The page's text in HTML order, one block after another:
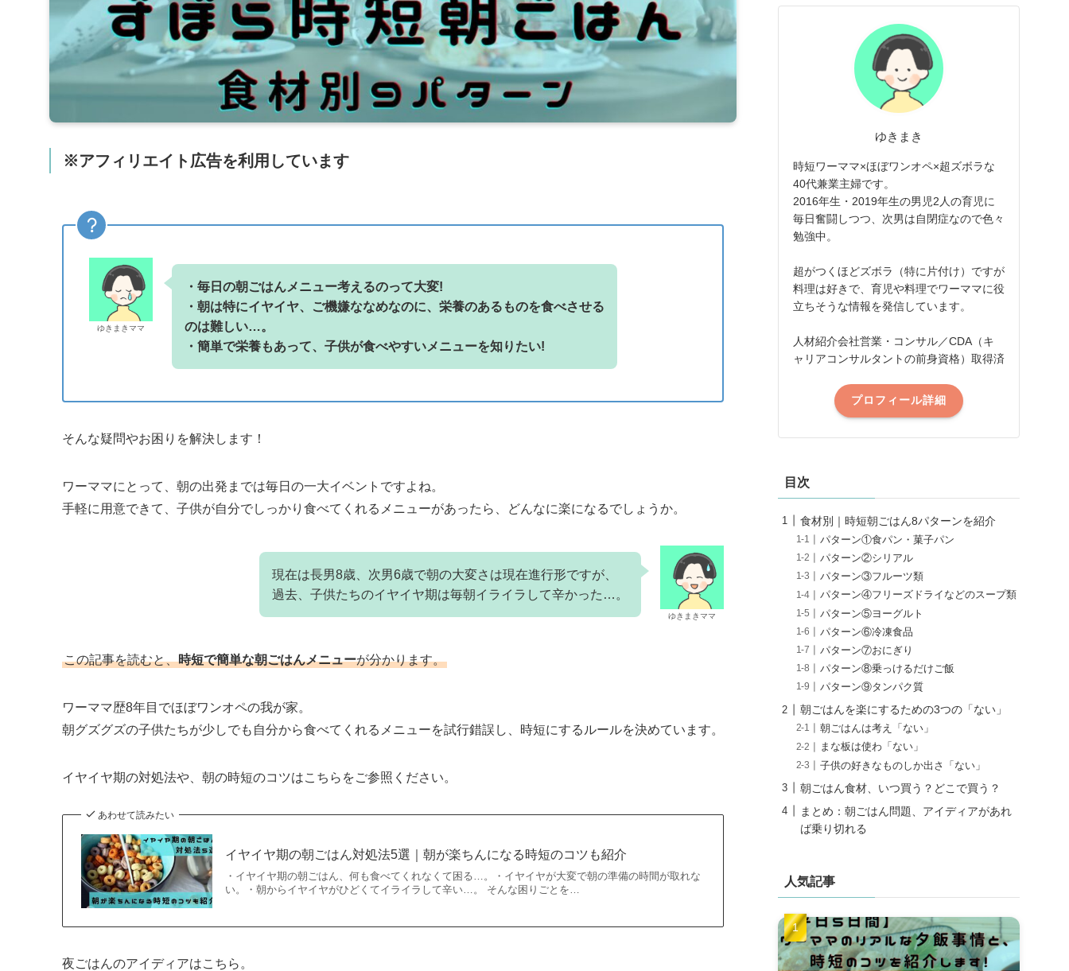
※アフィリエイト広告を利用しています
ゆきまきママ
・毎日の朝ごはんメニュー考えるのって大変!
・朝は特にイヤイヤ、ご機嫌ななめなのに、栄養のあるものを食べさせる
のは難しい…。
・簡単で栄養もあって、子供が食べやすいメニューを知りたい!
そんな疑問やお困りを解決します！
ワーママにとって、朝の出発までは毎日の一大イベントですよね。
手軽に用意できて、子供が自分でしっかり食べてくれるメニューがあったら、どんなに楽になるでしょうか。
ゆきまきママ
現在は長男8歳、次男6歳で朝の大変さは現在進行形ですが、
過去、子供たちのイヤイヤ期は毎朝イライラして辛かった…。
この記事を読むと、時短で簡単な朝ごはんメニューが分かります。
ワーママ歴8年目でほぼワンオペの我が家。
朝グズグズの子供たちが少しでも自分から食べてくれるメニューを試行錯誤し、時短にするルールを決めています。
イヤイヤ期の対処法や、朝の時短のコツはこちらをご参照ください。
あわせて読みたい
イヤイヤ期の朝ごはん対処法5選｜朝が楽ちんになる時短のコツも紹介
・イヤイヤ期の朝ごはん、何も食べてくれなくて困る…。・イヤイヤが大変で朝の準備の時間が取れな
い。・朝からイヤイヤがひどくてイライラして辛い…。 そんな困りごとを…
夜ごはんのアイディアはこちら。
ゆきまき
時短ワーママ×ほぼワンオペ×超ズボラな
40代兼業主婦です。
2016年生・2019年生の男児2人の育児に
毎日奮闘しつつ、次男は自閉症なので色々
勉強中。
超がつくほどズボラ（特に片付け）ですが
料理は好きで、育児や料理でワーママに役
立ちそうな情報を発信しています。
人材紹介会社営業・コンサル／CDA（キ
ャリアコンサルタントの前身資格）取得済
プロフィール詳細
目次
食材別｜時短朝ごはん8パターンを紹介
パターン①食パン・菓子パン
パターン②シリアル
パターン③フルーツ類
パターン④フリーズドライなどのスープ類
パターン⑤ヨーグルト
パターン⑥冷凍食品
パターン⑦おにぎり
パターン⑧乗っけるだけご飯
パターン⑨タンパク質
朝ごはんを楽にするための3つの「ない」
朝ごはんは考え「ない」
まな板は使わ「ない」
子供の好きなものしか出さ「ない」
朝ごはん食材、いつ買う？どこで買う？
まとめ：朝ごはん問題、アイディアがあれ
ば乗り切れる
人気記事